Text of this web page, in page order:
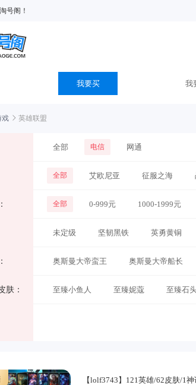
号阁！
我要买 我
戏 英雄联盟
全部 电信 网通
全部 艾欧尼亚 征服之海
卡拉曼达 均衡教派 巨神峰
全部 0-999元 1000-1999元
未定级 坚韧黑铁 英勇黄铜
奥斯曼大帝蛮王 奥斯曼大帝船长
穿星魔锋 IG卡莎 IG刀妹
肤： 至臻小鱼人 至臻妮蔻 至臻石
至臻塞拉斯 至臻劫 至臻刀妹
【lolf3743】121英雄/62皮肤/1